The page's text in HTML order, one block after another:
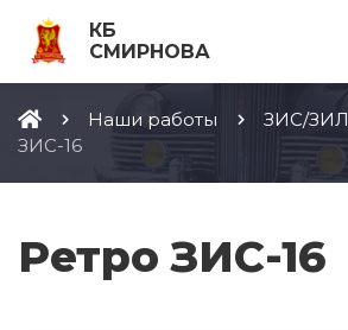
КБ
СМИРНОВА
Наши работы ЗИС/ЗИЛ
ЗИС-16
Ретро ЗИС-16